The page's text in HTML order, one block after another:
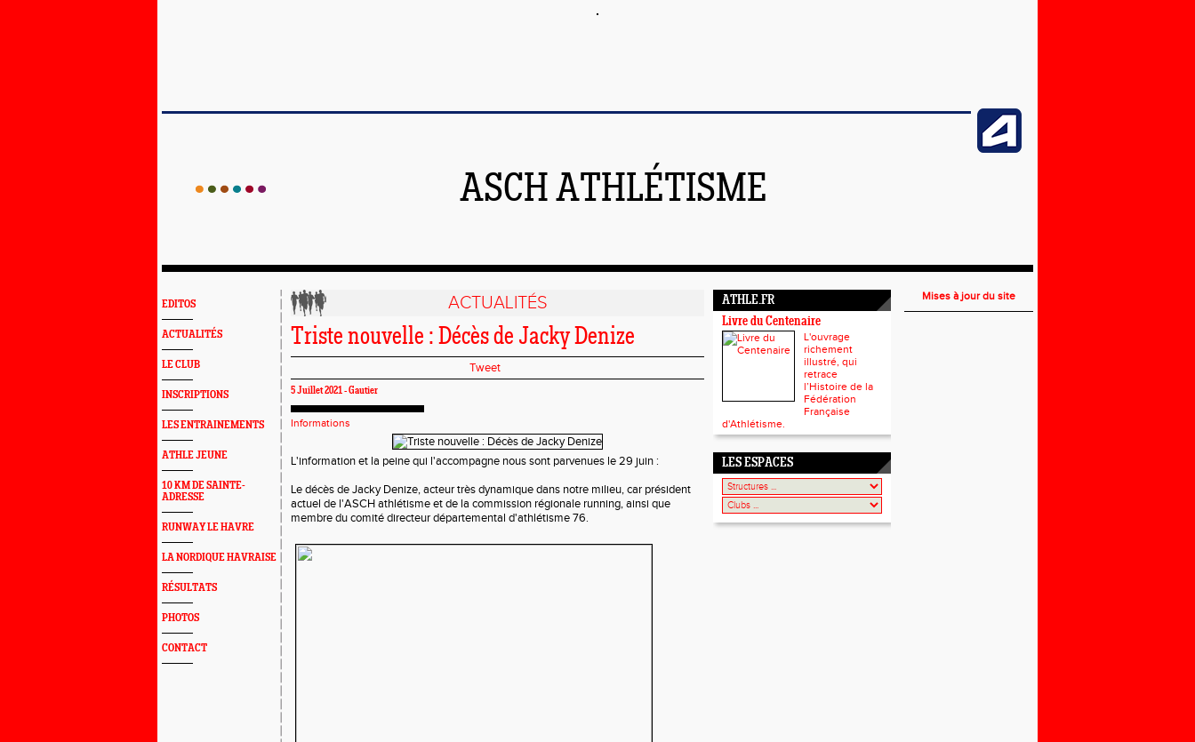
ASCH ATHLÉTISME
EDITOS
ACTUALITÉS
LE CLUB
INSCRIPTIONS
LES ENTRAINEMENTS
ATHLE JEUNE
10 KM DE SAINTE-
ADRESSE
RUNWAY LE HAVRE
LA NORDIQUE HAVRAISE
RÉSULTATS
PHOTOS
CONTACT
ACTUALITÉS
Triste nouvelle : Décès de Jacky Denize
Tweet
5 Juillet 2021 - Gautier
Informations
L'information et la peine qui l'accompagne nous sont parvenues le 29 juin :
Le décès de Jacky Denize, acteur très dynamique dans notre milieu, car président
actuel de l'ASCH athlétisme et de la commission régionale running, ainsi que
membre du comité directeur départemental d'athlétisme 76.
ATHLE.FR
Livre du Centenaire
L'ouvrage
richement
illustré, qui
retrace
l’Histoire de la
Fédération
Française
d'Athlétisme.
LES ESPACES
Mises à jour du site